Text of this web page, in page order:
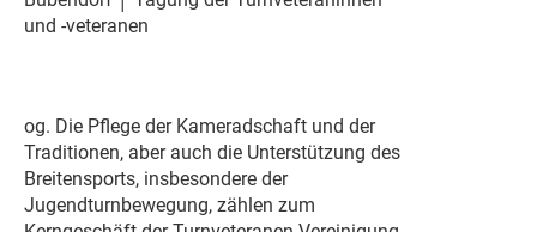
und -veteranen
og. Die Pflege der Kameradschaft und der
Traditionen, aber auch die Unterstützung des
Breitensports, insbesondere der
Jugendturnbewegung, zählen zum